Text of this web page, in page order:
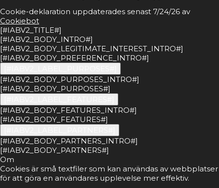
Cookie-deklaration uppdaterades senast 7/24/26 av
Cookiebot
[#IABV2_TITLE#]
[#IABV2_BODY_INTRO#]
[#IABV2_BODY_LEGITIMATE_INTEREST_INTRO#]
[#IABV2_BODY_PREFERENCE_INTRO#]
[#IABV2_BODY_PURPOSES_INTRO#]
[#IABV2_BODY_PURPOSES#]
[#IABV2_BODY_FEATURES_INTRO#]
[#IABV2_BODY_FEATURES#]
[#IABV2_BODY_PARTNERS_INTRO#]
[#IABV2_BODY_PARTNERS#]
Om
Cookies är små textfiler som kan användas av webbplatser
för att göra en användares upplevelse mer effektiv.